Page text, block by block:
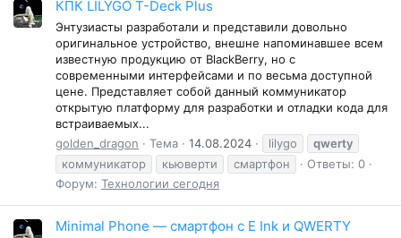
КПК LILYGO T-Deck Plus
Энтузиасты разработали и представили довольно
оригинальное устройство, внешне напоминавшее всем
известную продукцию от BlackBerry, но с
современными интерфейсами и по весьма доступной
цене. Представляет собой данный коммуникатор
открытую платформу для разработки и отладки кода для
встраиваемых...
golden_dragon
Тема 14.08.2024 lilygo
qwerty
коммуникатор
кьюверти смартфон
Ответы: 0
Форум: Технологии сегодня
Minimal Phone — смартфон с E Ink и QWERTY